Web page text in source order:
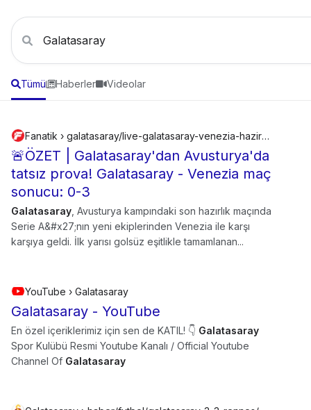
Tümü Haberler Videolar
Fanatik › galatasaray/live-galatasaray-venezia-hazirlik-maci-ne-zaman-saat-kacta-hangi-kanalda-galatasaray-maci-sifresiz-mi-2632188
🚨ÖZET | Galatasaray'dan Avusturya'da
tatsız prova! Galatasaray - Venezia maç
sonucu: 0-3
Galatasaray , Avusturya kampındaki son hazırlık maçında
Serie A&#x27;nın yeni ekiplerinden Venezia ile karşı
karşıya geldi. İlk yarısı golsüz eşitlikle tamamlanan...
YouTube › Galatasaray
Galatasaray - YouTube
En özel içeriklerimiz için sen de KATIL! 👇 Galatasaray
Spor Kulübü Resmi Youtube Kanalı / Official Youtube
Channel Of Galatasaray